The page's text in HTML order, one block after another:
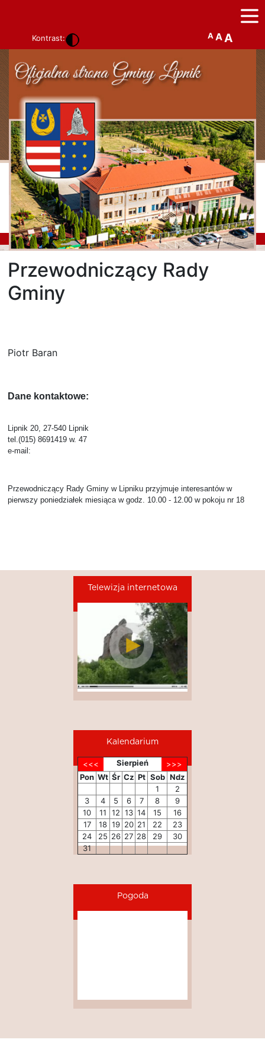
Kontrast: A AA
Przewodniczący Rady
Gminy
Piotr Baran
Dane kontaktowe:
Lipnik 20, 27-540 Lipnik
tel.(015) 8691419 w. 47
e-mail:
Przewodniczący Rady Gminy w Lipniku przyjmuje interesantów w
pierwszy poniedziałek miesiąca w godz. 10.00 - 12.00 w pokoju nr 18
Telewizja internetowa
Kalendarium
Sierpień
Pon Wt Śr Cz Pt Sob Ndz
1
2
3
4 5 6 7 8
9
10
11 12 13 14 15
16
17
18 19 20 21 22
23
24
25 26 27 28 29
30
31
Pogoda